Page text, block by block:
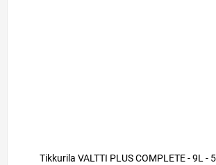
Tikkurila VALTTI PLUS COMPLETE - 9L -